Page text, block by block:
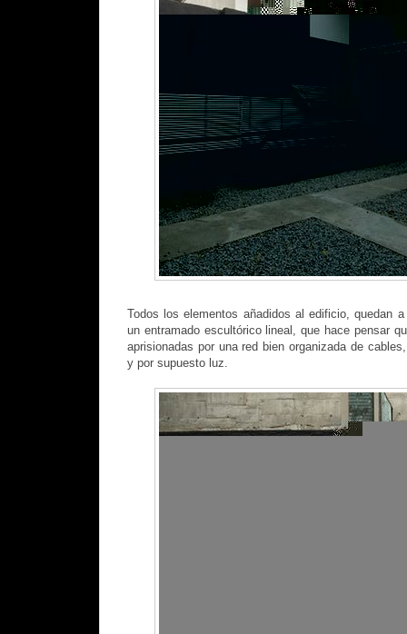
Todos los elementos añadidos al edificio, quedan
un entramado escultórico lineal, que hace pensar
aprisionadas por una red bien organizada de
y por supuesto luz.